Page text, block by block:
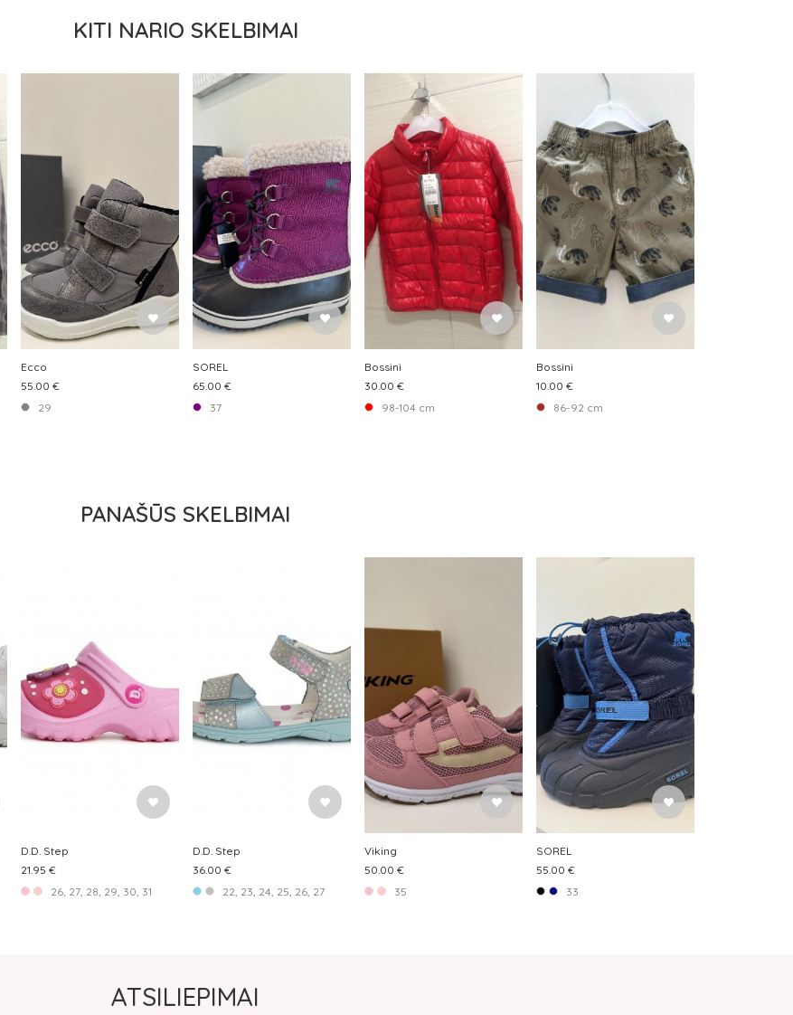
KITI NARIO SKELBIMAI
Ecco
55.00 €
29
SOREL
65.00 €
37
Bossini
30.00 €
98-104 cm
Bossini
10.00 €
86-92 cm
PANAŠŪS SKELBIMAI
D.D. Step
21.95 €
26, 27, 28, 29, 30, 31
D.D. Step
36.00 €
22, 23, 24, 25, 26, 27
Viking
50.00 €
35
SOREL
55.00 €
33
ATSILIEPIMAI